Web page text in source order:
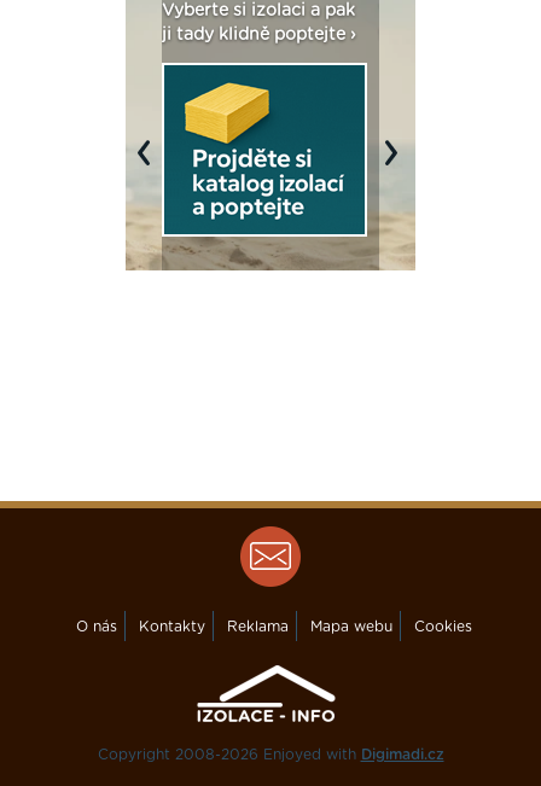
Vyberte si izolaci a pak
ji tady klidně poptejte ›
Previous Next
O nás Kontakty Reklama Mapa webu Cookies
Copyright 2008-2026 Enjoyed with Digimadi.cz